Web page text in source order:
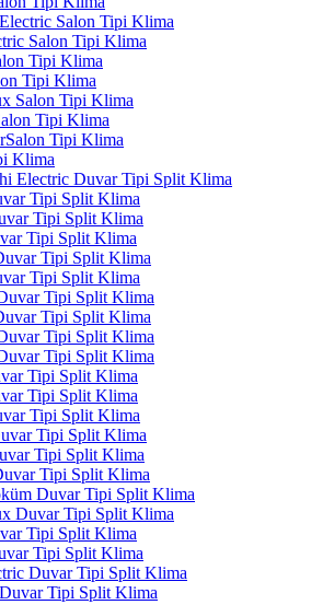
Salon Tipi Klima
Salon Tipi Klima
Tipi Klima
Tipi Klima
Salon Tipi Klima
Tipi Klima
Tipi Klima
Klima
Electric Duvar Tipi Split Klima
Tipi Split Klima
Tipi Split Klima
Tipi Split Klima
Tipi Split Klima
Tipi Split Klima
Tipi Split Klima
Tipi Split Klima
Tipi Split Klima
Tipi Split Klima
Tipi Split Klima
Tipi Split Klima
Tipi Split Klima
Tipi Split Klima
Tipi Split Klima
Tipi Split Klima
Duvar Tipi Split Klima
Duvar Tipi Split Klima
Tipi Split Klima
Tipi Split Klima
Duvar Tipi Split Klima
Tipi Split Klima